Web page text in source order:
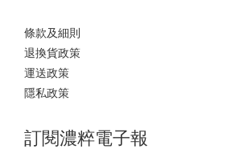
條款及細則
退換貨政策
運送政策
隱私政策
訂閱濃粹電子報